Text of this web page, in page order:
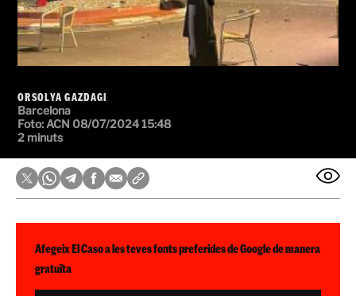
ORSOLYA GAZDAGI
Barcelona
Foto: ACN 08/07/2024 15:48
2 minuts
Afegeix El Caso a les teves fonts preferides de Google de manera
gratuïta